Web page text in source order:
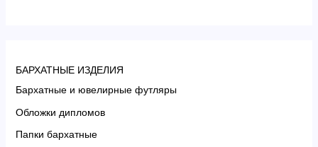
БАРХАТНЫЕ ИЗДЕЛИЯ
Бархатные и ювелирные футляры
Обложки дипломов
Папки бархатные